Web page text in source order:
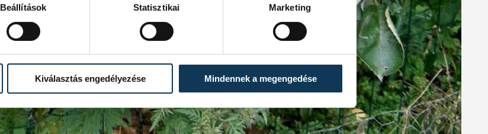
Beállítások Statisztikai Marketing
Kiválasztás engedélyezése Mindennek a megengedése